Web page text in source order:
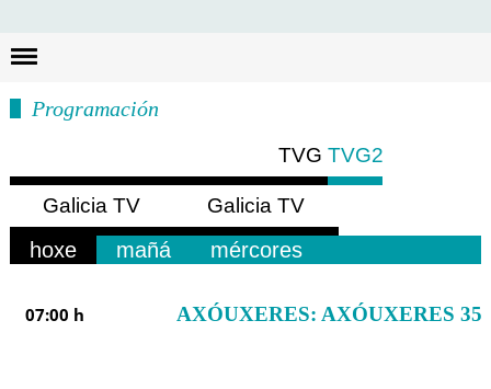
Programación
TVG TVG2
Galicia TV
Europa
Galicia TV
América
hoxe mañá mércores
07:00 h AXÓUXERES: AXÓUXERES 35